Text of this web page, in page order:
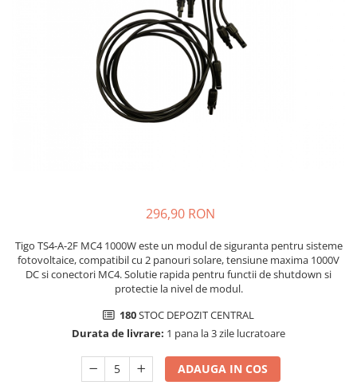
296,90 RON
Tigo TS4-A-2F MC4 1000W este un modul de siguranta pentru sisteme
fotovoltaice, compatibil cu 2 panouri solare, tensiune maxima 1000V
DC si conectori MC4. Solutie rapida pentru functii de shutdown si
protectie la nivel de modul.
180STOC DEPOZIT CENTRAL
Durata de livrare: 1 pana la 3 zile lucratoare
ADAUGA IN COS